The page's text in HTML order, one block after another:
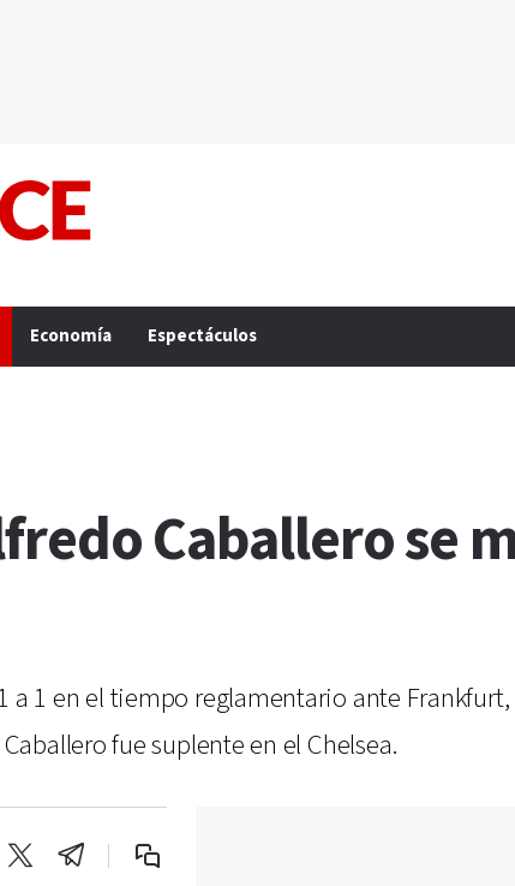
Economía Espectáculos
Caballero se
a 1 en el tiempo reglamentario ante
fue suplente en el Chelsea.